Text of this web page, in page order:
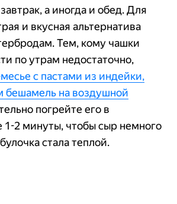
а иногда и обед. Для
и вкусная альтернатива
Тем, кому чашки
по утрам недостаточно,
с пастами из индейки,
бешамель на воздушной
погрейте его в
1-2 минуты, чтобы сыр немного
стала теплой.